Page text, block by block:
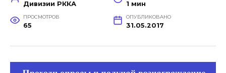
Дивизии РККА 1 мин
ПРОСМОТРОВ
65
ОПУБЛИКОВАНО
31.05.2017